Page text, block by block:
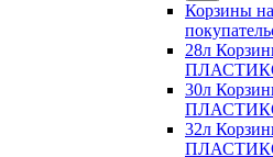
Корзины
28л
30л
32л